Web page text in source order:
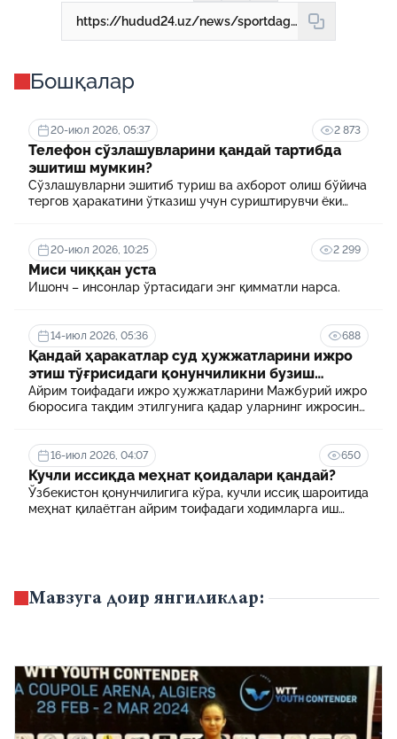
https://hudud24.uz/news/sportdagi-korruptsiiavii-kholatlar-uchun-zhinoii-zhavobgarliklar-belgilanmokda-1
Бошқалар
20-июл 2026, 05:37 2 873
Телефон сўзлашувларини қандай тартибда
эшитиш мумкин?
Сўзлашувларни эшитиб туриш ва ахборот олиш бўйича
тергов ҳаракатини ўтказиш учун суриштирувчи ёки
20-июл 2026, 10:25 2 299
Миси чиққан уста
Ишонч – инсонлар ўртасидаги энг қимматли нарса.
14-июл 2026, 05:36 688
Қандай ҳаракатлар суд ҳужжатларини ижро
этиш тўғрисидаги қонунчиликни бузиш
ҳисобланади? 5 муҳим факт
Айрим тоифадаги ижро ҳужжатларини Мажбурий ижро
бюросига тақдим этилгунига қадар уларнинг ижросини
16-июл 2026, 04:07 650
Кучли иссиқда меҳнат қоидалари қандай?
Ўзбекистон қонунчилигига кўра, кучли иссиқ шароитида
меҳнат қилаётган айрим тоифадаги ходимларга иш
Мавзуга доир янгиликлар: